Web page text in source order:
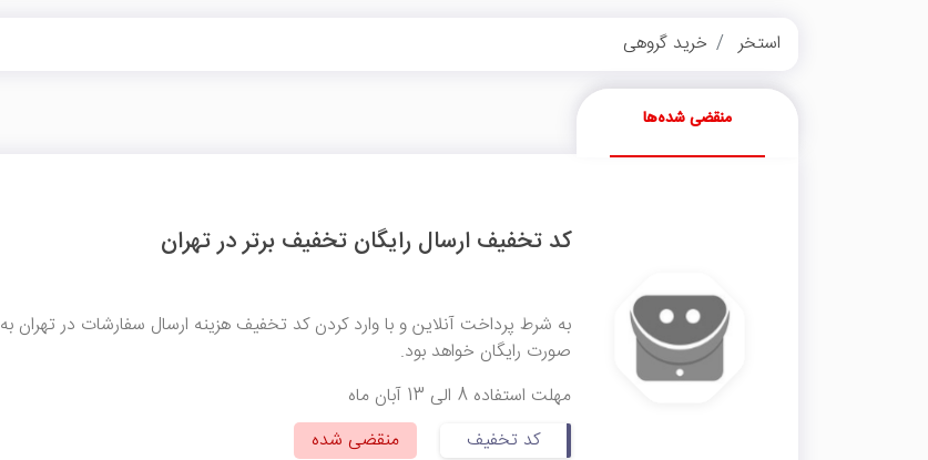
استخر خرید گروهی
منقضی شده‌ها
کد تخفیف ارسال رایگان تخفیف برتر در تهران
به شرط پرداخت آنلاین و با وارد کردن کد تخفیف هزینه ارسال سفارشات در تهران به
صورت رایگان خواهد بود.
مهلت استفاده 8 الی 13 آبان ماه
کد تخفیف
منقضی شده